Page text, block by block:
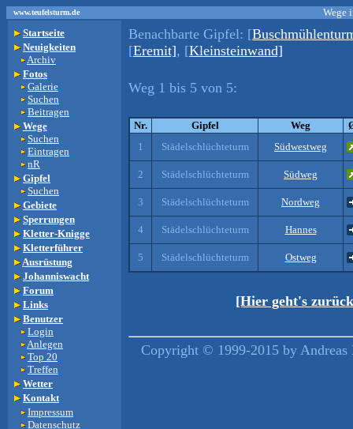
www.teufelsturm.de
Wege
Startseite
Neuigkeiten
Archiv
Fotos
Galerie
Suchen
Beitragen
Wege
Suchen
Eintragen
nR
Gipfel
Suchen
Gebiete
Sperrungen
Kletter-Knigge
Kletterführer
Ausrüstung
Johanniswacht
Forum
Links
Benutzer
Login
Anlegen
Top 20
Treffen
Wetter
Kontakt
Impressum
Datenschutz
Benachbarte Gipfel: [
[Eremit], [Kleinsteinwand]
Weg 1 bis 5 von 5:
Nr. Gipfel Weg
1
Städelschlüchteturm Südwestweg
2 Städelschlüchteturm Südweg
3 Städelschlüchteturm Nordweg
4 Städelschlüchteturm Hannes
5 Städelschlüchteturm Ostweg
[Hier geht's
Copyright © 1999-2015 by